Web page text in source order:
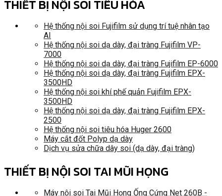
THIẾT BỊ NỘI SOI TIÊU HÓA
Hệ thống nội soi Fujifilm sử dụng trí tuệ nhân tạo
AI
Hệ thống nội soi dạ dày, đại tràng Fujifilm VP-
7000
Hệ thống nội soi dạ dày, đại tràng Fujifilm EP-6000
Hệ thống nội soi dạ dày, đại tràng Fujifilm EPX-
3500HD
Hệ thống nội soi khí phế quản Fujifilm EPX-
3500HD
Hệ thống nội soi dạ dày, đại tràng Fujifilm EPX-
2500
Hệ thống nội soi tiêu hóa Huger 2600
Máy cắt đốt Polyp dạ dày
Dịch vụ sửa chữa dây soi (dạ dày, đại tràng)
THIẾT BỊ NỘI SOI TAI MŨI HỌNG
Máy nội soi Tai Mũi Họng Ống Cứng Net 260B -